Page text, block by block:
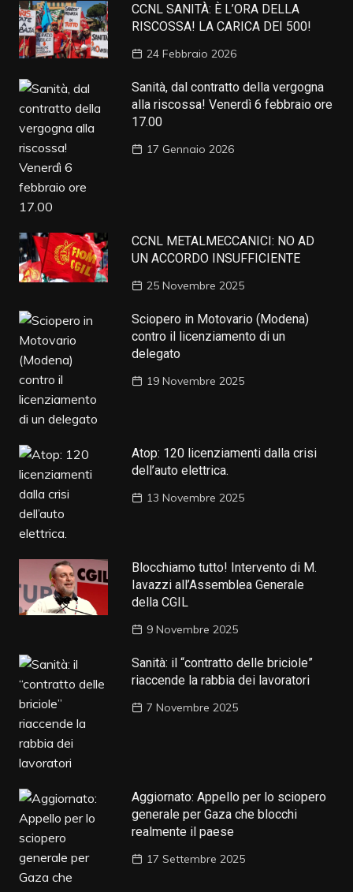
CCNL SANITÀ: È L’ORA DELLA
RISCOSSA! LA CARICA DEI 500!
24 Febbraio 2026
Sanità, dal contratto della vergogna
alla riscossa! Venerdì 6 febbraio ore
17.00
17 Gennaio 2026
CCNL METALMECCANICI: NO AD
UN ACCORDO INSUFFICIENTE
25 Novembre 2025
Sciopero in Motovario (Modena)
contro il licenziamento di un
delegato
19 Novembre 2025
Atop: 120 licenziamenti dalla crisi
dell’auto elettrica.
13 Novembre 2025
Blocchiamo tutto! Intervento di M.
Iavazzi all’Assemblea Generale
della CGIL
9 Novembre 2025
Sanità: il “contratto delle briciole”
riaccende la rabbia dei lavoratori
7 Novembre 2025
Aggiornato: Appello per lo sciopero
generale per Gaza che blocchi
realmente il paese
17 Settembre 2025